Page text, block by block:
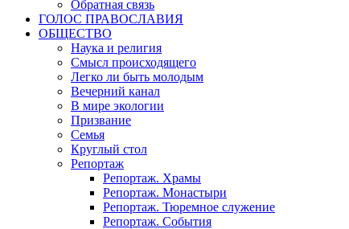
Обратная связь
ГОЛОС ПРАВОСЛАВИЯ
ОБЩЕСТВО
Наука и религия
Смысл происходящего
Легко ли быть молодым
Вечерний канал
В мире экологии
Призвание
Семья
Круглый стол
Репортаж
Репортаж. Храмы
Репортаж. Монастыри
Репортаж. Тюремное служение
Репортаж. События